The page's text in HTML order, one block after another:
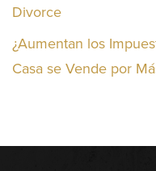
Divorce
¿Aumentan los
Casa se Vende por